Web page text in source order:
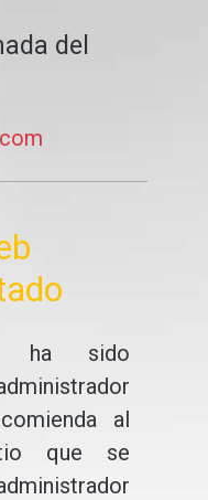
del
ha sido
al
que se